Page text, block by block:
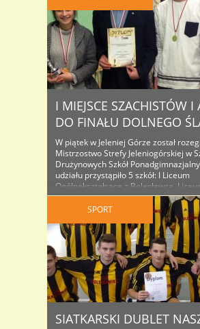
zagrali w obronie – stracili tylko jedną
I MIEJSCE SZACHISTÓW I
DO FINAŁU DOLNEGO
W piątek w Jeleniej Górze został
Mistrzostwo Strefy Jeleniogórskiej w
Drużynowych Szkół
udziału przystąpiło 5 szkół: I Liceum
Ogólnokształcące z Bolesławca,
Ogólnokształcące ze Zgorzelca,
Ogólnokształcące z Kamiennej Góry,
Ogólnokształcących i Technicznych z
oraz Zespół Szkół Ekonomiczno-
Rakowic Wielkich. Nasi licealiści w
SPORT
SIATKARSKI DUBLET